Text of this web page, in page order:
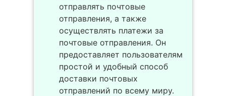
отправлять почтовые
отправления, а также
осуществлять платежи за
почтовые отправления. Он
предоставляет пользователям
простой и удобный способ
доставки почтовых
отправлений по всему миру.